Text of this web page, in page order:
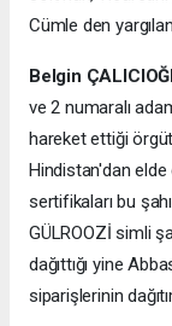
Cümle den
Belgin
ve 2 numaralı
hareket ettiği
Hindistan'dan
sertifikaları bu
GÜLROOZİ simli
dağıttığı yine
siparişlerinin